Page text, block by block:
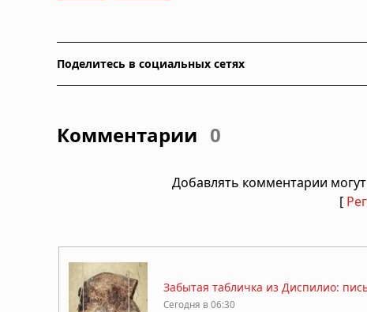
Поделитесь в социальных сетях
Комментарии 0
Добавлять комментарии
[
Забытая табличка из Диспилио:
Сегодня в 06:30